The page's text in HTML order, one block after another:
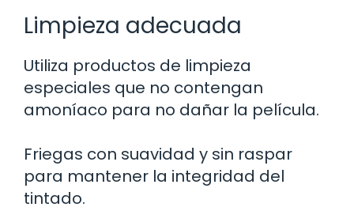
Limpieza adecuada
Utiliza productos de limpieza
especiales que no contengan
amoníaco para no dañar la película.
Friegas con suavidad y sin raspar
para mantener la integridad del
tintado.